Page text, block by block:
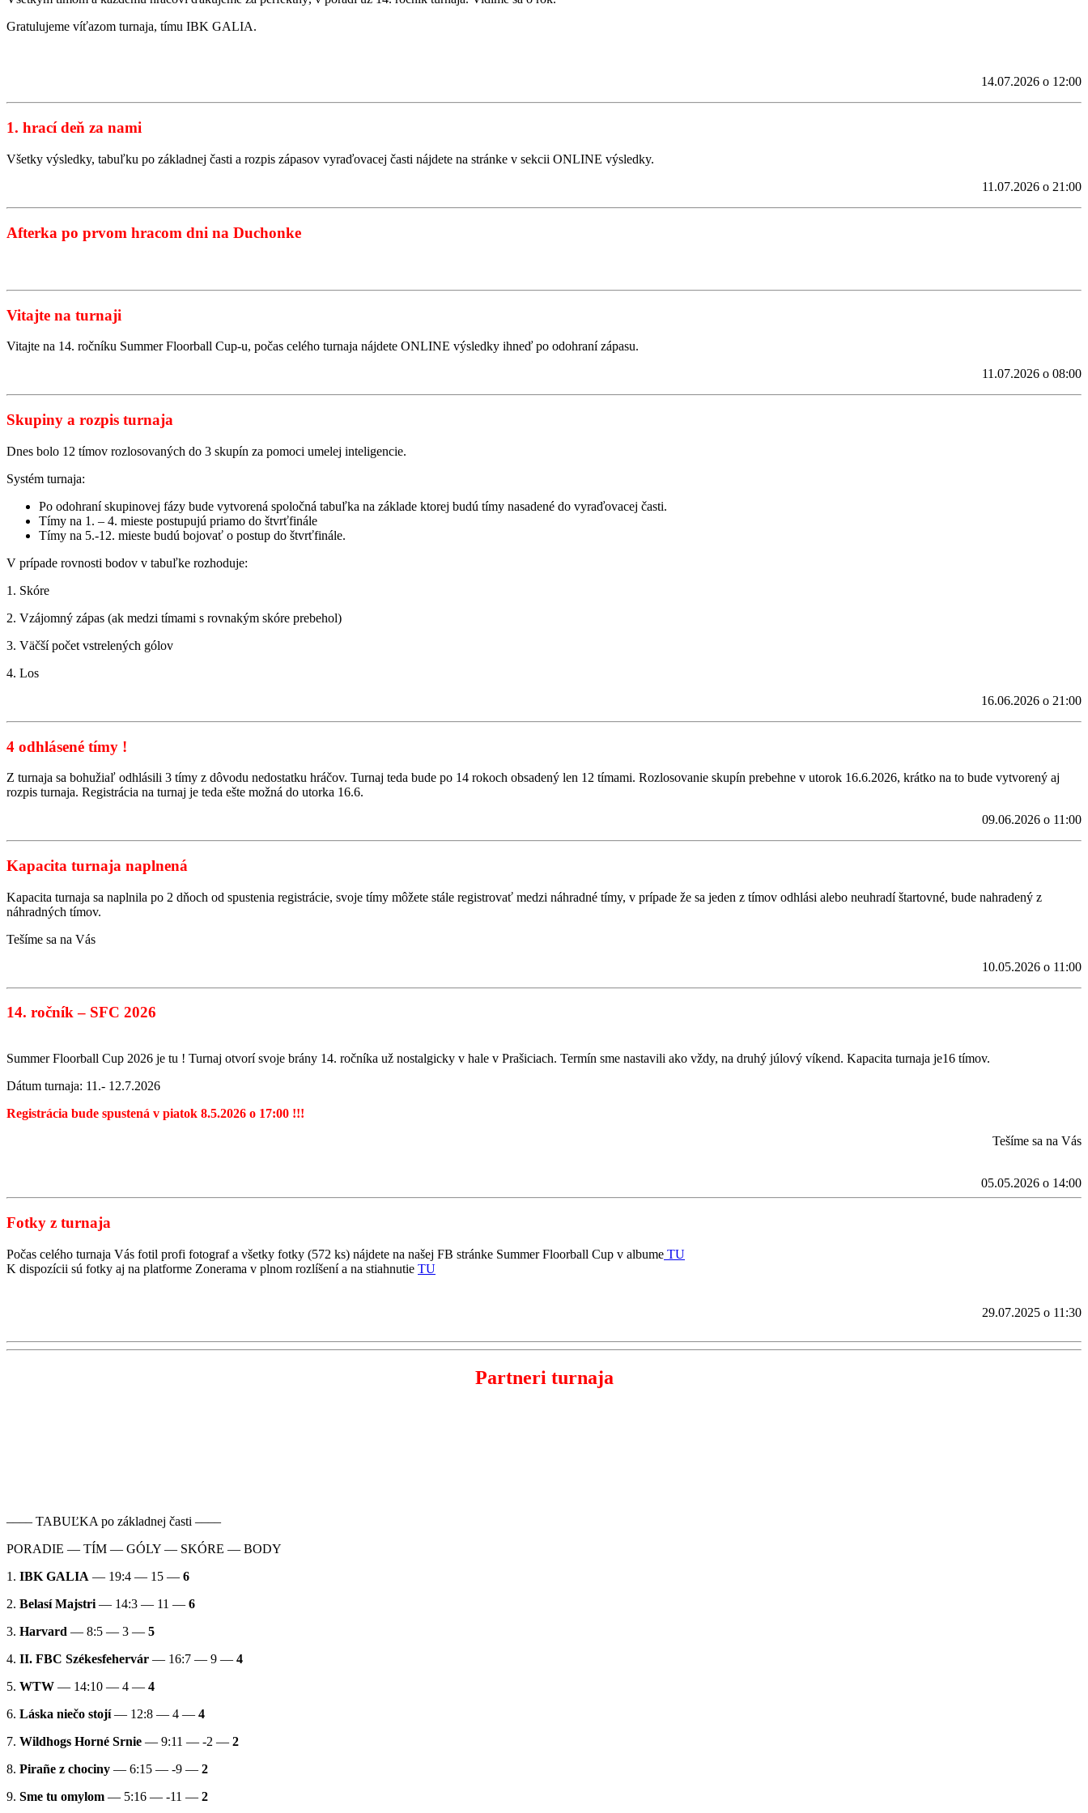
Gratulujeme víťazom turnaja, tímu IBK GALIA.
14.07.2026 o 12:00
1. hrací deň za nami
Všetky výsledky, tabuľku po základnej časti a rozpis zápasov vyraďovacej časti nájdete na stránke v sekcii ONLINE výsledky.
11.07.2026 o 21:00
Afterka po prvom hracom dni na Duchonke
Vitajte na turnaji
Vitajte na 14. ročníku Summer Floorball Cup-u, počas celého turnaja nájdete ONLINE výsledky ihneď po odohraní zápasu.
11.07.2026 o 08:00
Skupiny a rozpis turnaja
Dnes bolo 12 tímov rozlosovaných do 3 skupín za pomoci umelej inteligencie.
Systém turnaja:
Po odohraní skupinovej fázy bude vytvorená spoločná tabuľka na základe ktorej budú tímy nasadené do vyraďovacej časti.
Tímy na 1. – 4. mieste postupujú priamo do štvrťfinále
Tímy na 5.-12. mieste budú bojovať o postup do štvrťfinále.
V prípade rovnosti bodov v tabuľke rozhoduje:
1. Skóre
2. Vzájomný zápas (ak medzi tímami s rovnakým skóre prebehol)
3. Väčší počet vstrelených gólov
4. Los
16.06.2026 o 21:00
4 odhlásené tímy !
Z turnaja sa bohužiaľ odhlásili 3 tímy z dôvodu nedostatku hráčov. Turnaj teda bude po 14 rokoch obsadený len 12 tímami. Rozlosovanie skupín prebehne v utorok 16.6.2026, krátko na to bude vytvorený aj
rozpis turnaja. Registrácia na turnaj je teda ešte možná do utorka 16.6.
09.06.2026 o 11:00
Kapacita turnaja naplnená
Kapacita turnaja sa naplnila po 2 dňoch od spustenia registrácie, svoje tímy môžete stále registrovať medzi náhradné tímy, v prípade že sa jeden z tímov odhlási alebo neuhradí štartovné, bude nahradený z
náhradných tímov.
Tešíme sa na Vás
10.05.2026 o 11:00
14. ročník – SFC 2026
Summer Floorball Cup 2026 je tu ! Turnaj otvorí svoje brány 14. ročníka už nostalgicky v hale v Prašiciach. Termín sme nastavili ako vždy, na druhý júlový víkend. Kapacita turnaja je16 tímov.
Dátum turnaja: 11.- 12.7.2026
Registrácia bude spustená v piatok 8.5.2026 o 17:00 !!!
Tešíme sa na Vás
05.05.2026 o 14:00
Fotky z turnaja
Počas celého turnaja Vás fotil profi fotograf a všetky fotky (572 ks) nájdete na našej FB stránke Summer Floorball Cup v albume TU
K dispozícii sú fotky aj na platforme Zonerama v plnom rozlíšení a na stiahnutie TU
29.07.2025 o 11:30
Partneri turnaja
–––– TABUĽKA po základnej časti ––––
PORADIE — TÍM — GÓLY — SKÓRE — BODY
1. IBK GALIA — 19:4 — 15 — 6
2. Belasí Majstri— 14:3 — 11 — 6
3. Harvard — 8:5 — 3 — 5
4. II. FBC Székesfehervár — 16:7 — 9 — 4
5. WTW — 14:10 — 4 — 4
6. Láska niečo stojí— 12:8 — 4 — 4
7. Wildhogs Horné Srnie — 9:11 — -2 — 2
8. Pirañe z chociny — 6:15 — -9 — 2
9. Sme tu omylom — 5:16 — -11 — 2